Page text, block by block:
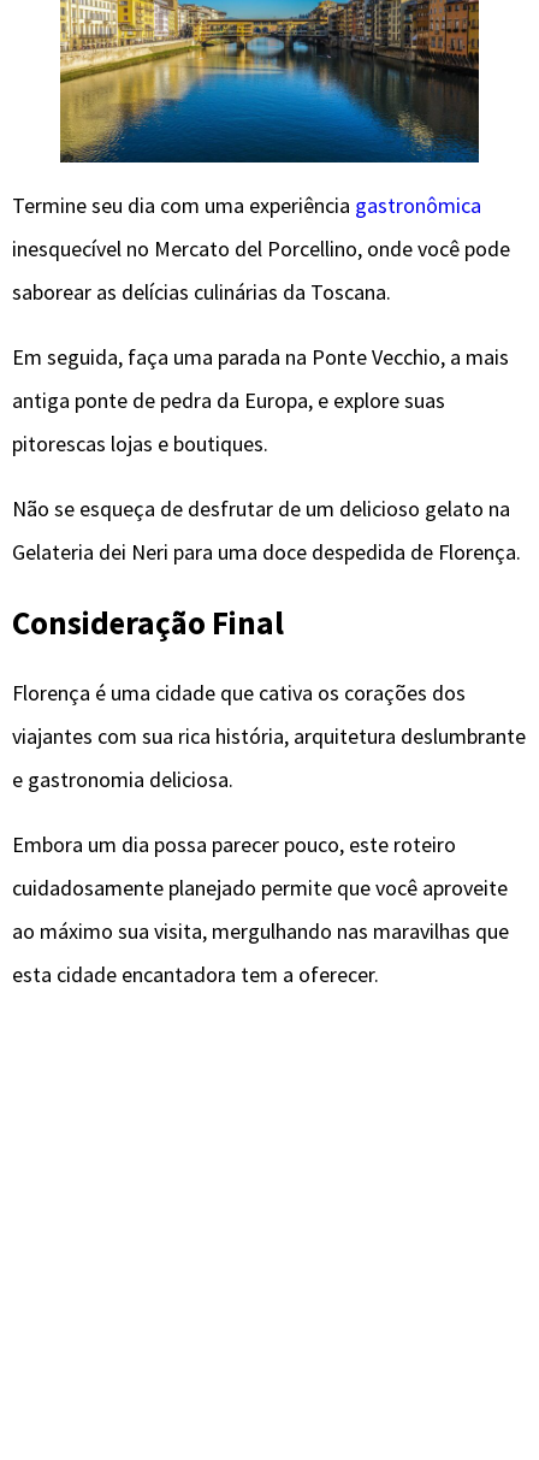
Termine seu dia com uma experiência gastronômica
inesquecível no Mercato del Porcellino, onde você pode
saborear as delícias culinárias da Toscana.
Em seguida, faça uma parada na Ponte Vecchio, a mais
antiga ponte de pedra da Europa, e explore suas
pitorescas lojas e boutiques.
Não se esqueça de desfrutar de um delicioso gelato na
Gelateria dei Neri para uma doce despedida de Florença.
Consideração Final
Florença é uma cidade que cativa os corações dos
viajantes com sua rica história, arquitetura deslumbrante
e gastronomia deliciosa.
Embora um dia possa parecer pouco, este roteiro
cuidadosamente planejado permite que você aproveite
ao máximo sua visita, mergulhando nas maravilhas que
esta cidade encantadora tem a oferecer.